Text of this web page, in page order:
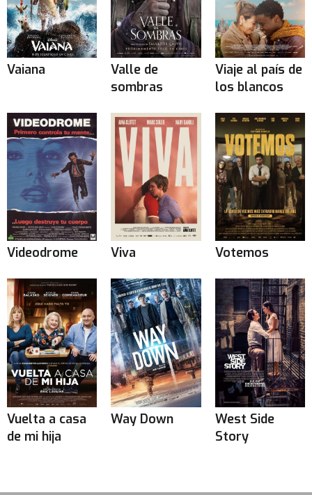
Vaiana
Valle de
sombras
Viaje al país de
los blancos
Videodrome Viva Votemos
Vuelta a casa
de mi hija
Way Down
West Side
Story